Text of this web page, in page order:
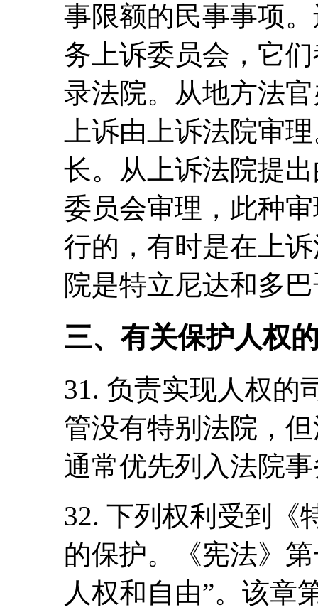
事限额的民事事项
务上诉委员会，它
录法院。从地方法
上诉由上诉法院审
长。从上诉法院提
委员会审理，此种
行的，有时是在上
院是特立尼达和多
三、有关保护人权
31. 负责实现人权的
管没有特别法院，
通常优先列入法院
32. 下列权利受到《
的保护。《宪法》
人权和自由”。该章